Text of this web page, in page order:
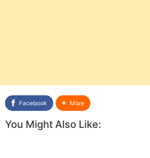
Facebook More
You Might Also Like: